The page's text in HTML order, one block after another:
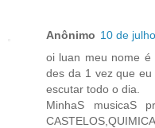
Anônimo 10 de
oi luan meu nome é
des da 1 vez que
escutar todo o dia.
MinhaS musicaS